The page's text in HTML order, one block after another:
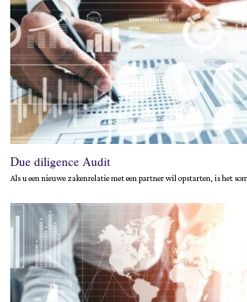
Due diligence Audit
Als u een nieuwe zakenrelatie met een partner wil opstarten, is het